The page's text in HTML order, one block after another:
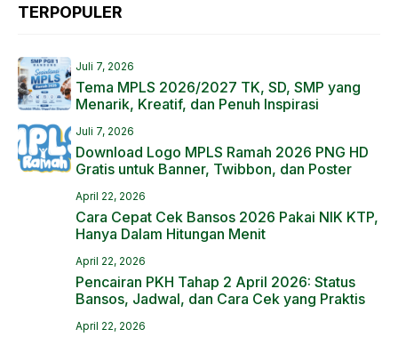
TERPOPULER
Juli 7, 2026
Tema MPLS 2026/2027 TK, SD, SMP yang
Menarik, Kreatif, dan Penuh Inspirasi
Juli 7, 2026
Download Logo MPLS Ramah 2026 PNG HD
Gratis untuk Banner, Twibbon, dan Poster
April 22, 2026
Cara Cepat Cek Bansos 2026 Pakai NIK KTP,
Hanya Dalam Hitungan Menit
April 22, 2026
Pencairan PKH Tahap 2 April 2026: Status
Bansos, Jadwal, dan Cara Cek yang Praktis
April 22, 2026